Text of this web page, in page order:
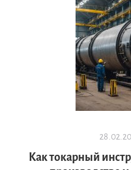
Как токарный